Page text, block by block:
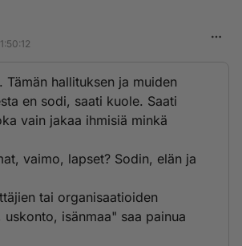
Tämän hallituksen ja muiden
en sodi, saati kuole. Saati
vain jakaa ihmisiä minkä
vaimo, lapset? Sodin, elän ja
tai organisaatioiden
isänmaa" saa painua